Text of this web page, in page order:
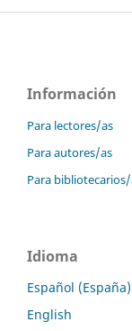
Información
Para lectores/as
Para autores/as
Para
Idioma
Español (España)
English